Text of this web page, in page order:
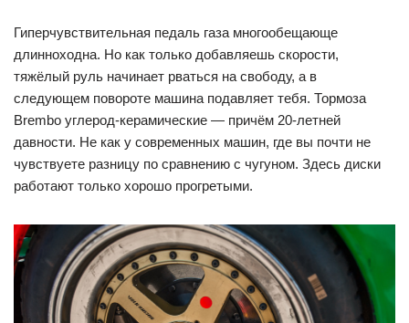
Гиперчувствительная педаль газа многообещающе
длинноходна. Но как только добавляешь скорости,
тяжёлый руль начинает рваться на свободу, а в
следующем повороте машина подавляет тебя. Тормоза
Brembo углерод-керамические — причём 20-летней
давности. Не как у современных машин, где вы почти не
чувствуете разницу по сравнению с чугуном. Здесь диски
работают только хорошо прогретыми.